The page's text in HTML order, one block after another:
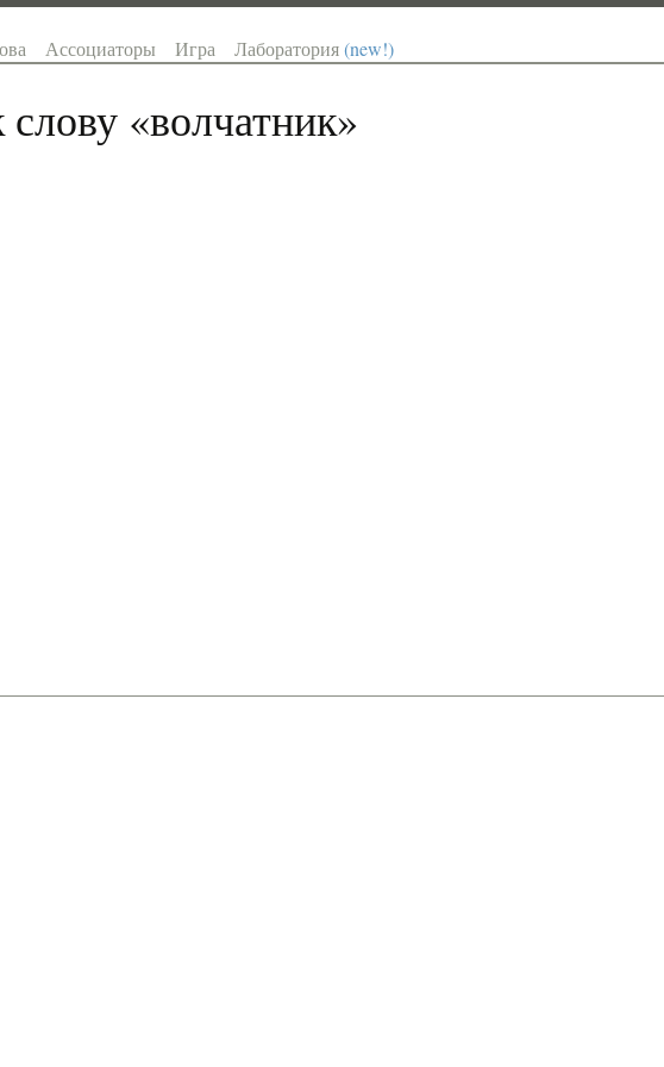
Ассоциаторы Игра Лаборатория(new!)
«волчатник»